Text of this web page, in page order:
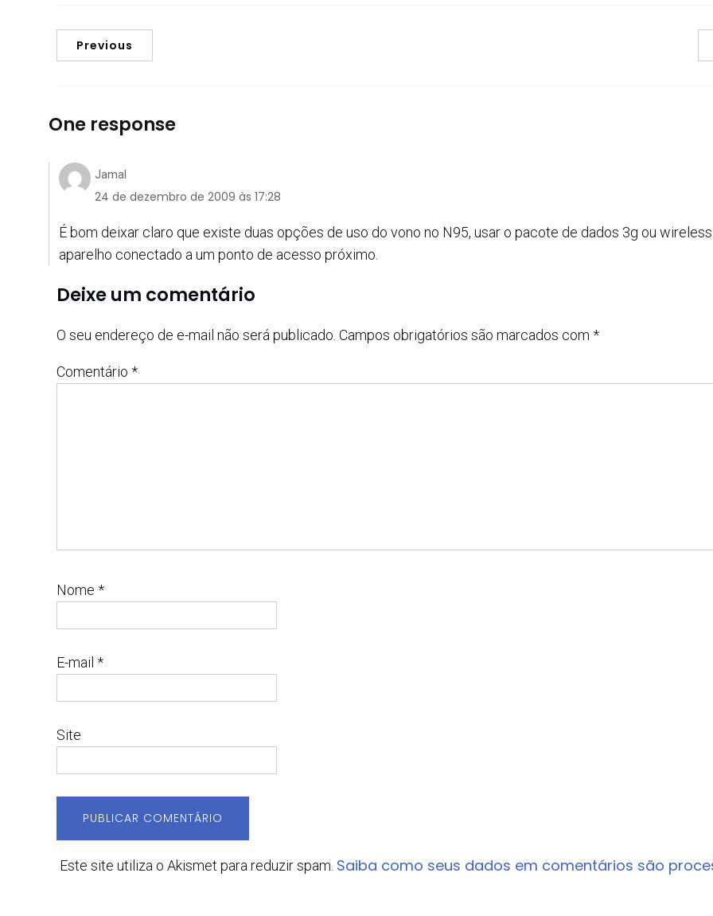
Previous
One response
Jamal
24 de dezembro de 2009 às 17:28
É bom deixar claro que existe duas opções de uso do vono no N95, usar o pacote de dados 3g ou
aparelho conectado a um ponto de acesso próximo.
Deixe um comentário
O seu endereço de e-mail não será publicado. Campos obrigatórios são marcados com *
Comentário *
Nome *
E-mail *
Site
Este site utiliza o Akismet para reduzir spam. Saiba como seus dados em comentários são